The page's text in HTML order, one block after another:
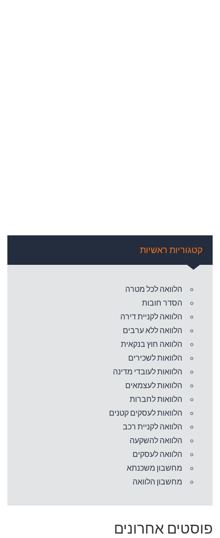
קטגוריות ראשיות
הלוואה לכל מטרה
הסדר חובות
הלוואה לקניית דירה
הלוואה ללא ערבים
הלוואה חוץ בנקאית
הלוואות לשכירים
הלוואות לעובדי מדינה
הלוואות לעצמאים
הלוואות לחברות
הלוואות לעסקים קטנים
הלוואה לקניית רכב
הלוואה להשקעה
הלוואה לעסקים
מחשבון משכנתא
מחשבון הלוואה
פוסטים אחרונים